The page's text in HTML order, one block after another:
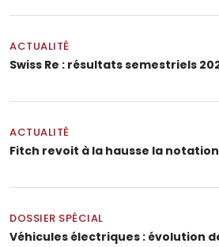
ACTUALITÉ
Swiss Re : résultats semestriels
ACTUALITÉ
Fitch revoit à la hausse la notation
DOSSIER SPÉCIAL
Véhicules électriques : évolution